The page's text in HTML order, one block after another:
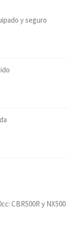
y seguro
CBR500R y NX500